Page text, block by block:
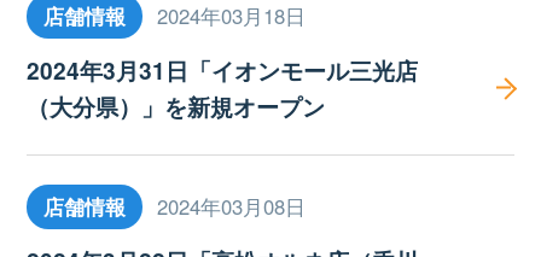
店舗情報 2024年03月18日
2024年3月31日「イオンモール三光店
（大分県）」を新規オープン
店舗情報 2024年03月08日